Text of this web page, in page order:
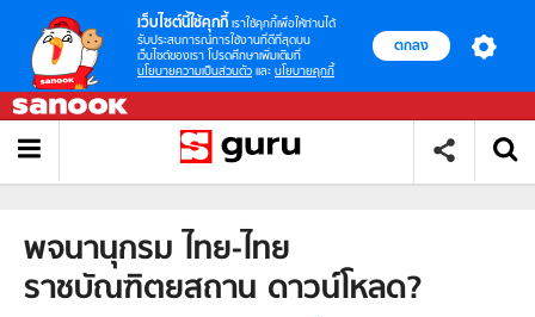
เว็บไซต์นี้ใช้คุกกี้ เราใช้คุกกี้เพื่อให้ท่านได้
รับประสบการณ์การใช้งานที่ดีที่สุดบน
เว็บไซต์ของเรา โปรดศึกษาเพิ่มเติมที่
นโยบายความเป็นส่วนตัว และ นโยบายคุกกี้
ตกลง
พจนานุกรม ไทย-ไทย
ราชบัณฑิตยสถาน ดาวน์โหลด?